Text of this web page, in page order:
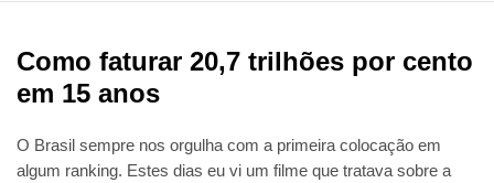
Como faturar 20,7 trilhões por cento
em 15 anos
O Brasil sempre nos orgulha com a primeira colocação em
algum ranking. Estes dias eu vi um filme que tratava sobre a